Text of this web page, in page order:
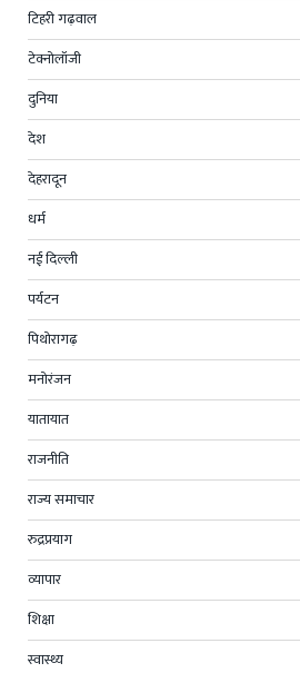
टिहरी गढ़वाल
टेक्नोलॉजी
दुनिया
देश
देहरादून
धर्म
नई दिल्ली
पर्यटन
पिथोरागढ़
मनोरंजन
यातायात
राजनीति
राज्य समाचार
रुद्रप्रयाग
व्यापार
शिक्षा
स्वास्थ्य